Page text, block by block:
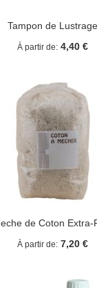
Tampon de Lustrage
À partir de 4,40 €
de Coton Extra-
À partir de 7,20 €